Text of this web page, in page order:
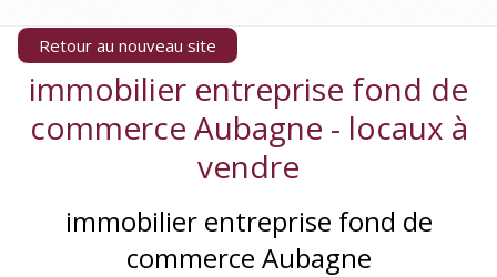
Retour au nouveau site
immobilier entreprise fond de
commerce Aubagne - locaux à
vendre
immobilier entreprise fond de
commerce Aubagne